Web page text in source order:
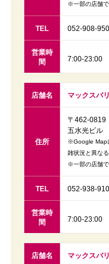
※一部の店舗で
TEL 052-908-
営業時
間
7:00-23:00
店舗名 マックスバ
住所
〒462-0819
五水光ビル
※Google Map
雑状況と異な
※一部の店舗で
TEL 052-938-
営業時
間
7:00-23:00
店舗名 マックスバ